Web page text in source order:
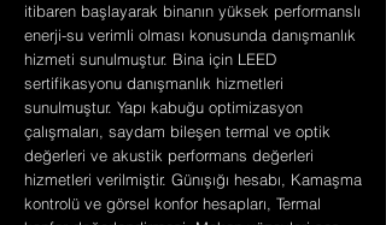
itibaren başlayarak binanın yüksek performanslı
enerji-su verimli olması konusunda danışmanlık
hizmeti sunulmuştur. Bina için LEED
sertifikasyonu danışmanlık hizmetleri
sunulmuştur. Yapı kabuğu optimizasyon
çalışmaları, saydam bileşen termal ve optik
değerleri ve akustik performans değerleri
hizmetleri verilmiştir. Günışığı hesabı, Kamaşma
kontrolü ve görsel konfor hesapları, Termal